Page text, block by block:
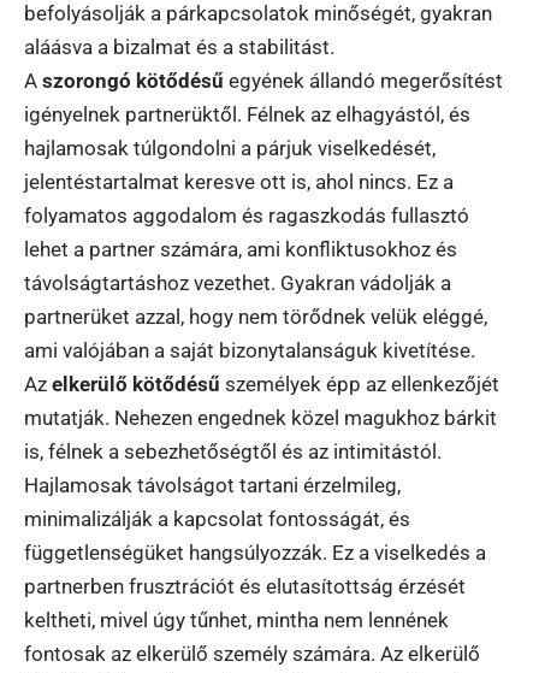
befolyásolják a párkapcsolatok minőségét, gyakran
aláásva a bizalmat és a stabilitást.
A szorongó kötődésű egyének állandó megerősítést
igényelnek partnerüktől. Félnek az elhagyástól, és
hajlamosak túlgondolni a párjuk viselkedését,
jelentéstartalmat keresve ott is, ahol nincs. Ez a
folyamatos aggodalom és ragaszkodás fullasztó
lehet a partner számára, ami konfliktusokhoz és
távolságtartáshoz vezethet. Gyakran vádolják a
partnerüket azzal, hogy nem törődnek velük eléggé,
ami valójában a saját bizonytalanságuk kivetítése.
Az elkerülő kötődésű személyek épp az ellenkezőjét
mutatják. Nehezen engednek közel magukhoz bárkit
is, félnek a sebezhetőségtől és az intimitástól.
Hajlamosak távolságot tartani érzelmileg,
minimalizálják a kapcsolat fontosságát, és
függetlenségüket hangsúlyozzák. Ez a viselkedés a
partnerben frusztrációt és elutasítottság érzését
keltheti, mivel úgy tűnhet, mintha nem lennének
fontosak az elkerülő személy számára. Az elkerülő